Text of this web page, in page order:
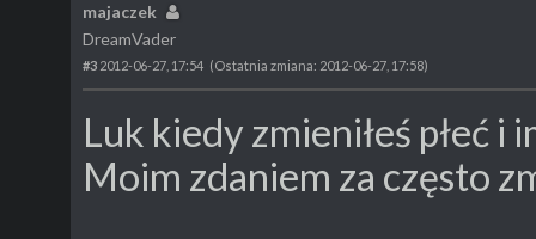
majaczek
DreamVader
#3 2012-06-27, 17:54 (Ostatnia zmiana: 2012-06-27, 17:58)
Luk kiedy zmieniłeś płeć i
Moim zdaniem za często